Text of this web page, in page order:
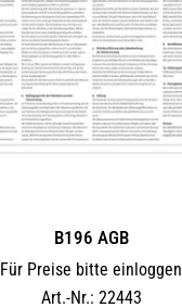
B196 AGB
Für Preise bitte einloggen
Art.-Nr.: 22443